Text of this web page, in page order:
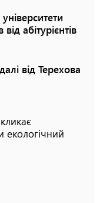
абітурієнтів
від Терехова
екологічний